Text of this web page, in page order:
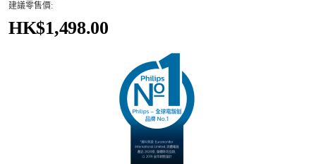
建議零售價:
HK$1,498.00